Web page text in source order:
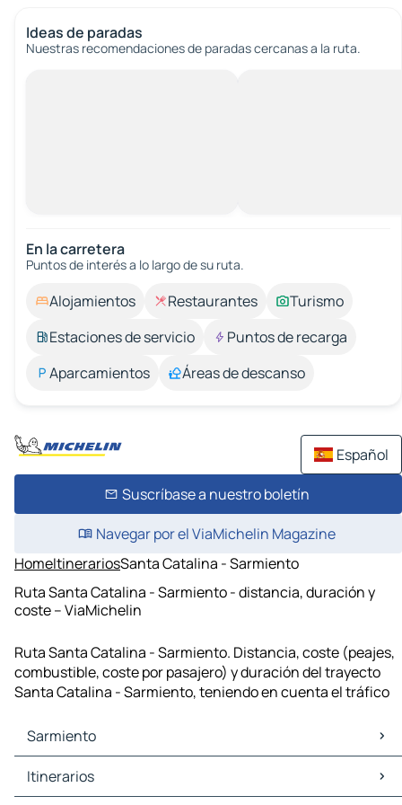
Ideas de paradas
Nuestras recomendaciones de paradas cercanas a la ruta.
En la carretera
Puntos de interés a lo largo de su ruta.
Alojamientos Restaurantes
Turismo
Estaciones de servicio
Puntos de recarga
Aparcamientos
Áreas de descanso
Español
Suscríbase a nuestro boletín
Navegar por el ViaMichelin Magazine
HomeItinerariosSanta Catalina - Sarmiento
Ruta Santa Catalina - Sarmiento - distancia, duración y
coste – ViaMichelin
Ruta Santa Catalina - Sarmiento. Distancia, coste (peajes,
combustible, coste por pasajero) y duración del trayecto
Santa Catalina - Sarmiento, teniendo en cuenta el tráfico
Sarmiento
Sarmiento Mapas Planos
Sarmiento Trafico
Itinerarios